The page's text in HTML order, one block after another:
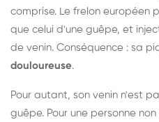
comprise. Le frelon européen
que celui d'une guêpe, et
de venin. Conséquence : sa
douloureuse.
Pour autant, son venin n'est
guêpe. Pour une personne